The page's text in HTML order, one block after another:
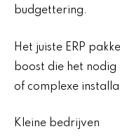
budgettering.
Het juiste ERP
boost die het
of complexe
Kleine bedrijven